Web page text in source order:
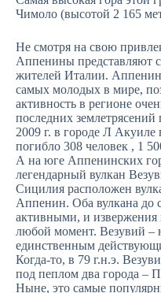
Чимоло (высотой 2 165
Не смотря на свою
Аппенины представляют
жителей Италии.
самых молодых в мире,
активность в регионе
последних
2009 г. в городе Л
погибло 308 человек , 1
А на юге Аппенинских
легендарный вулкан
Сицилия расположен
Аппенин. Оба вулкана до
активными, и извержения
любой момент. Везувий –
единственным
Когда-то, в 79 г.н.э.
под пеплом два города –
Ныне, это самые